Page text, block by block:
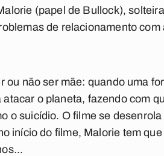
(papel de Bullock),
de relacionamento com
ou não ser mãe: quando uma
o planeta, fazendo com
o suicídio. O filme se
início do filme, Malorie tem